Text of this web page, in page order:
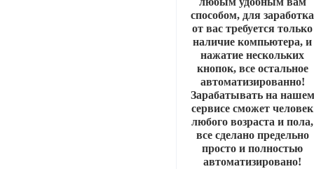
способом, для заработка
от вас требуется только
наличие компьютера, и
нажатие нескольких
кнопок, все остальное
автоматизированно!
Зарабатывать на нашем
сервисе сможет человек
любого возраста и пола,
все сделано предельно
просто и полностью
автоматизировано!